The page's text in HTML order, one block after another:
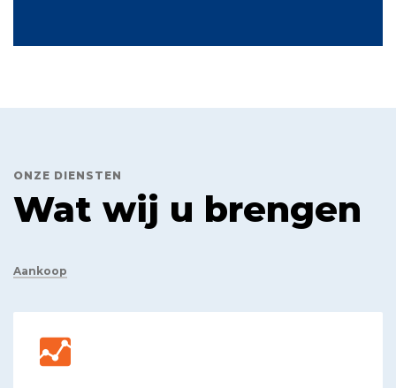
ONZE DIENSTEN
Wat wij u brengen
Aankoop